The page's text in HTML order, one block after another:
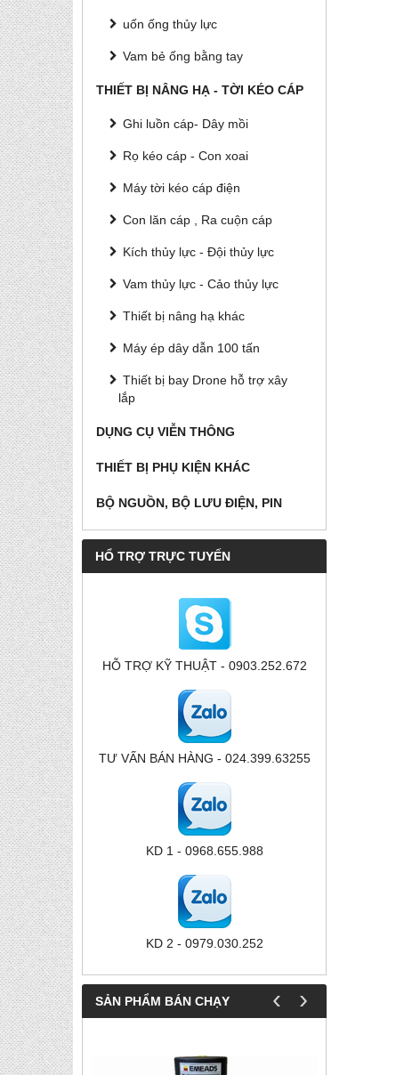
uốn ống thủy lực
Vam bẻ ống bằng tay
THIẾT BỊ NÂNG HẠ - TỜI KÉO CÁP
Ghi luồn cáp- Dây mồi
Rọ kéo cáp - Con xoai
Máy tời kéo cáp điện
Con lăn cáp , Ra cuộn cáp
Kích thủy lực - Đội thủy lực
Vam thủy lực - Cảo thủy lực
Thiết bị nâng hạ khác
Máy ép dây dẫn 100 tấn
Thiết bị bay Drone hỗ trợ xây
lắp
DỤNG CỤ VIỄN THÔNG
THIẾT BỊ PHỤ KIỆN KHÁC
BỘ NGUỒN, BỘ LƯU ĐIỆN, PIN
HỔ TRỢ TRỰC TUYẾN
HỖ TRỢ KỸ THUẬT - 0903.252.672
TƯ VẤN BÁN HÀNG - 024.399.63255
KD 1 - 0968.655.988
KD 2 - 0979.030.252
SẢN PHẨM BÁN CHẠY ‹ ›